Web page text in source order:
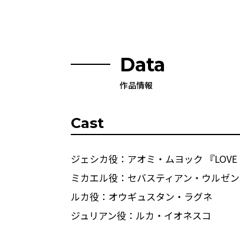
Data
作品情報
Cast
ジェシカ役：アオミ・ムヨック 『LOVE
ミカエル役：セバスティアン・ウルゼ
ルカ役：オウギュスタン・ラグネ
ジュリアン役：ルカ・イオネスコ